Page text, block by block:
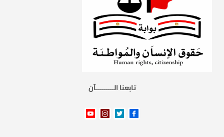
تابعنا الـــــــــآن